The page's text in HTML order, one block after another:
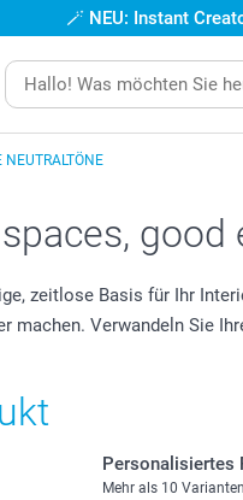
🪄 NEU: Instant
NEUTRALTÖNE
good
zeitlose Basis für Ihr
machen. Verwandeln Sie
Personalisiertes
Mehr als 10 Varianten